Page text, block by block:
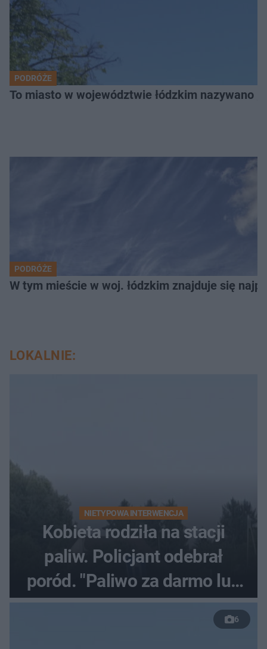
PODRÓŻE
To miasto w województwie łódzkim nazywano
PODRÓŻE
W tym mieście w woj. łódzkim znajduje się
LOKALNIE:
NIETYPOWA INTERWENCJA
Kobieta rodziła na stacji
paliw. Policjant odebrał
poród. "Paliwo za darmo lub
50 %!"
6